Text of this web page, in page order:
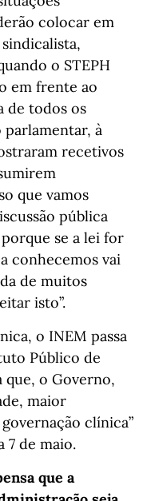
colocar em
sindicalista,
o STEPH
em frente ao
de todos os
à
recetivos
que vamos
pública
se a lei for
conhecemos vai
de muitos
isto”.
o INEM passa
Público de
que, o Governo,
maior
clínica”
7 de maio.
que a